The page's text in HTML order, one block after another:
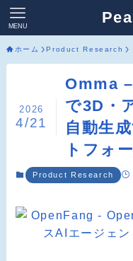
MENU
ホーム Product Research
Omma
で3D・
自動生
トフォ
2026
4/21
Product Research